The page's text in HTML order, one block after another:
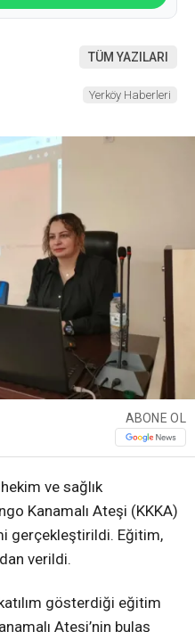
TÜM YAZILARI
Yerköy Haberleri
ABONE OL
ve sağlık
Kanamalı Ateşi (KKKA)
gerçekleştirildi. Eğitim,
verildi.
gösterdiği eğitim
Ateşi’nin bulaş